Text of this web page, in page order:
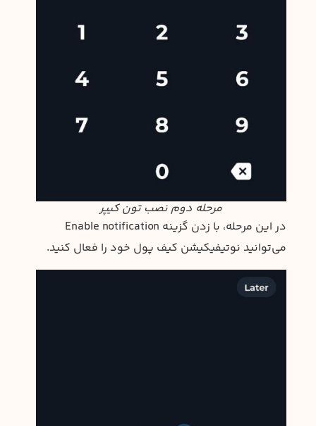
مرحله دوم نصب تون کیپر
در این مرحله، با زدن گزینه Enable notification
می‌توانید نوتیفیکیشن کیف پول خود را فعال کنید.